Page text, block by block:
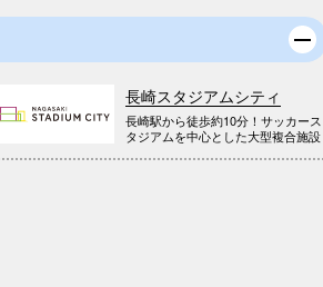
長崎スタジアムシティ
長崎駅から徒歩約10分！サッカース
タジアムを中心とした大型複合施設